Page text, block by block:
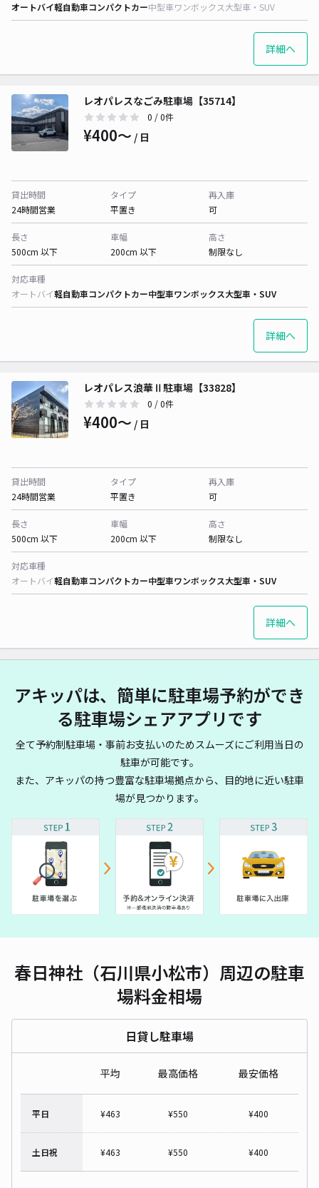
オートバイ軽自動車コンパクトカー中型車ワンボックス大型車・SUV
詳細へ
レオパレスなごみ駐車場【35714】
0 / 0件
¥400〜 / 日
貸出時間
24時間営業
タイプ
平置き
再入庫
可
長さ
500cm 以下
車幅
200cm 以下
高さ
制限なし
対応車種
オートバイ軽自動車コンパクトカー中型車ワンボックス大型車・SUV
詳細へ
レオパレス浪華Ⅱ駐車場【33828】
0 / 0件
¥400〜 / 日
貸出時間
24時間営業
タイプ
平置き
再入庫
可
長さ
500cm 以下
車幅
200cm 以下
高さ
制限なし
対応車種
オートバイ軽自動車コンパクトカー中型車ワンボックス大型車・SUV
詳細へ
アキッパは、簡単に駐車場予約ができ
る駐車場シェアアプリです
全て予約制駐車場・事前お支払いのためスムーズにご利用当日の
駐車が可能です。
また、アキッパの持つ豊富な駐車場拠点から、目的地に近い駐車
場が見つかります。
春日神社（石川県小松市）周辺の駐車
場料金相場
日貸し駐車場
平均 最高価格 最安価格
平日 ¥463 ¥550 ¥400
土日祝 ¥463 ¥550 ¥400